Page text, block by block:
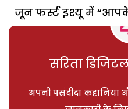
जून फर्स्ट इश्यू में
सरिता
अपनी पसंदीदा कहानियां